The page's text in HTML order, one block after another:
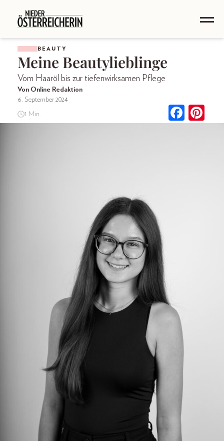
BEAUTY
Meine Beautylieblinge
Vom Haaröl bis zur tiefenwirksamen Pflege
Von Online Redaktion
6. September 2024
1 Min.